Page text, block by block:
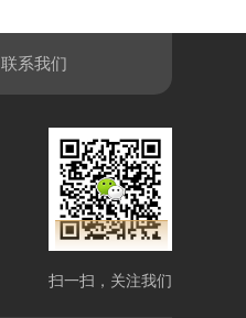
联系我们
扫一扫，关注我们